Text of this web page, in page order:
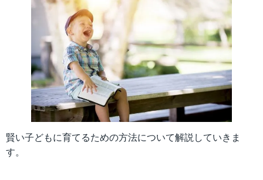
賢い子どもに育てるための方法について解説していきま
す。